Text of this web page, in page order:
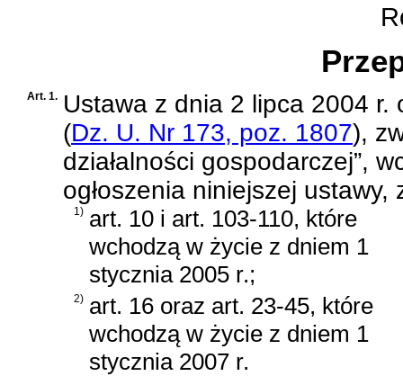
Art. 1. Ustawa z dnia 2 lipca 2004 r.
(Dz. U. Nr 173, poz. 1807),
działalności gospodarczej”,
ogłoszenia niniejszej ustawy,
1) art. 10 i art. 103-110, które
wchodzą w życie z dniem 1
stycznia 2005 r.;
2) art. 16 oraz art. 23-45, które
wchodzą w życie z dniem 1
stycznia 2007 r.